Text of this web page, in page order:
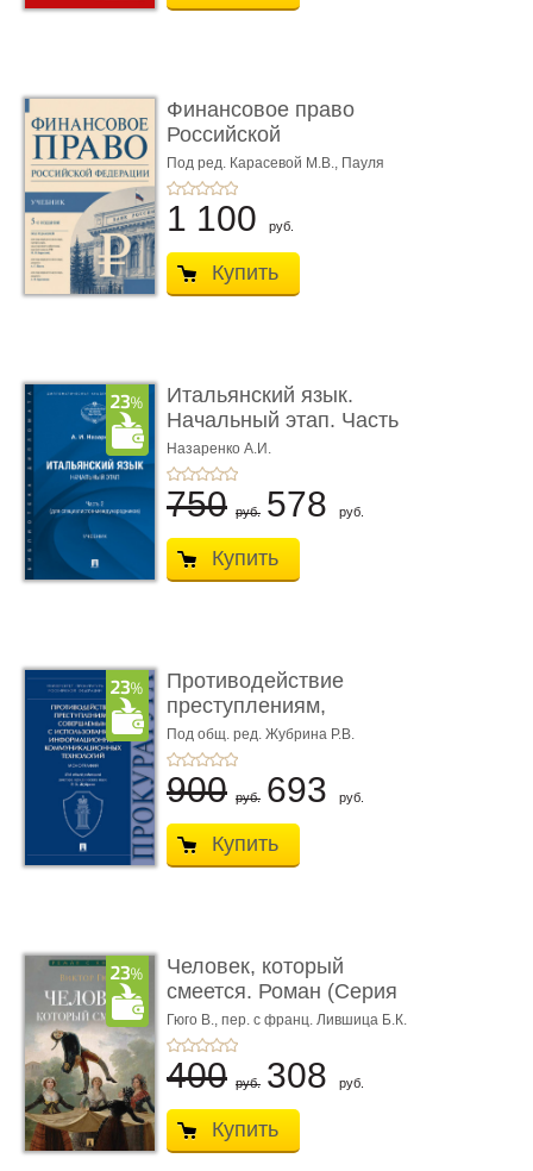
Финансовое право
Российской
Федерации. 5-е изд�
...
Под ред. Карасевой М.В., Пауля
А.Г., Красюкова А.В.
1 100 руб.
Купить
Итальянский язык.
Начальный этап. Часть
2. Учеб� ...
Назаренко А.И.
750 руб. 578 руб.
Купить
Противодействие
преступлениям,
совершаемым с ...
Под общ. ред. Жубрина Р.В.
900 руб. 693 руб.
Купить
Человек, который
смеется. Роман (Серия
«Роман с ...
Гюго В., пер. с франц. Лившица Б.К.
400 руб. 308 руб.
Купить